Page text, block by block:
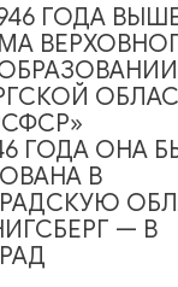
- тур в
ГОДА
ГОДА ОНА
В
— В